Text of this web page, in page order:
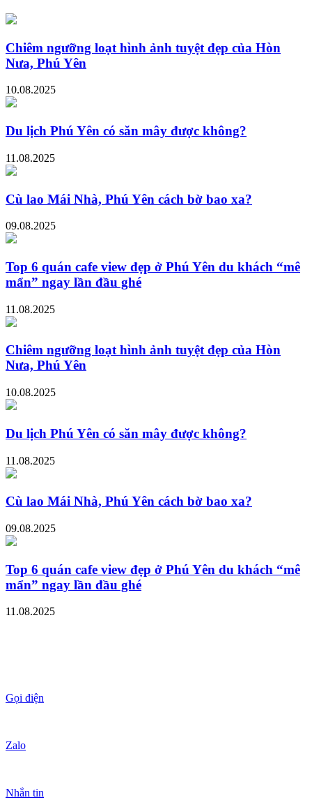
Chiêm ngưỡng loạt hình ảnh tuyệt đẹp của Hòn
Nưa, Phú Yên
10.08.2025
Du lịch Phú Yên có săn mây được không?
11.08.2025
Cù lao Mái Nhà, Phú Yên cách bờ bao xa?
09.08.2025
Top 6 quán cafe view đẹp ở Phú Yên du khách “mê
mẩn” ngay lần đầu ghé
11.08.2025
Chiêm ngưỡng loạt hình ảnh tuyệt đẹp của Hòn
Nưa, Phú Yên
10.08.2025
Du lịch Phú Yên có săn mây được không?
11.08.2025
Cù lao Mái Nhà, Phú Yên cách bờ bao xa?
09.08.2025
Top 6 quán cafe view đẹp ở Phú Yên du khách “mê
mẩn” ngay lần đầu ghé
11.08.2025
Gọi điện
Zalo
Nhắn tin